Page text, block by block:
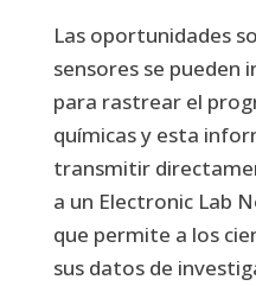
Las oportunidades
sensores se
para rastrear el
químicas y esta
transmitir
a un Electronic Lab
que permite a los
sus datos de